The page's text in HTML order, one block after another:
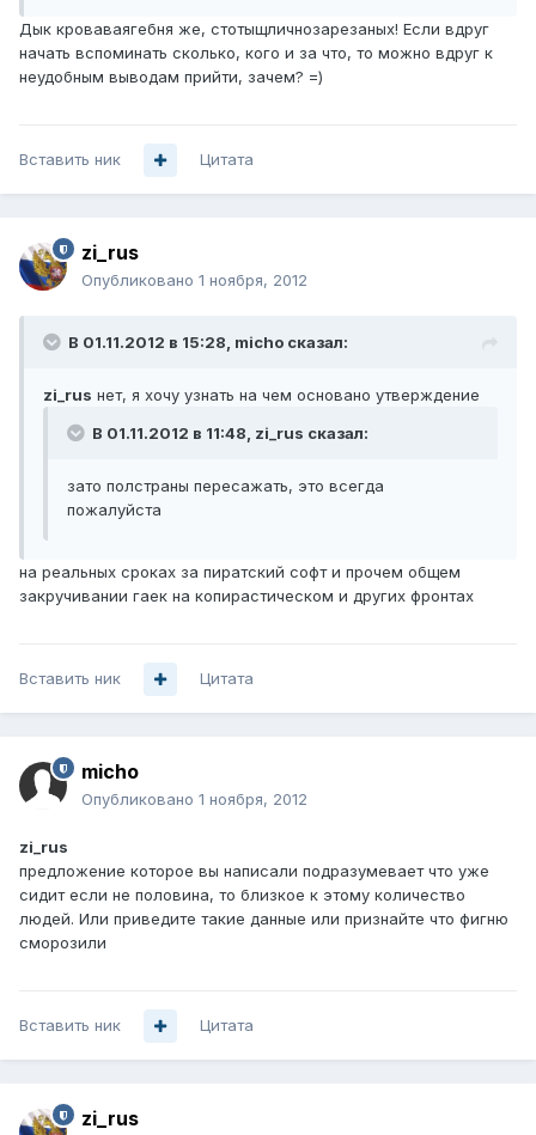
Дык кроваваягебня же, стотыщличнозарезаных! Если вдруг
начать вспоминать сколько, кого и за что, то можно вдруг к
неудобным выводам прийти, зачем? =)
Вставить ник Цитата
zi_rus
Опубликовано 1 ноября, 2012
В 01.11.2012 в 15:28, micho сказал:
zi_rus нет, я хочу узнать на чем основано утверждение
В 01.11.2012 в 11:48, zi_rus сказал:
зато полстраны пересажать, это всегда
пожалуйста
на реальных сроках за пиратский софт и прочем общем
закручивании гаек на копирастическом и других фронтах
Вставить ник Цитата
micho
Опубликовано 1 ноября, 2012
zi_rus
предложение которое вы написали подразумевает что уже
сидит если не половина, то близкое к этому количество
людей. Или приведите такие данные или признайте что фигню
сморозили
Вставить ник Цитата
zi_rus